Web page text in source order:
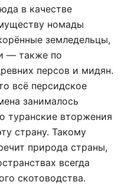
в качестве
номады
земледельцы,
— также по
персов и мидян.
всё персидское
занималось
туранские вторжения
страну. Такому
природа страны,
всегда
скотоводства.